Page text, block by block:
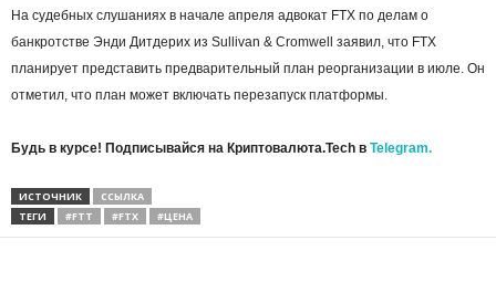
На судебных слушаниях в начале апреля адвокат FTX по делам о
банкротстве Энди Дитдерих из Sullivan & Cromwell заявил, что FTX
планирует представить предварительный план реорганизации в июле. Он
отметил, что план может включать перезапуск платформы.
Будь в курсе! Подписывайся на Криптовалюта.Tech в Telegram.
ИСТОЧНИК
ССЫЛКА
ТЕГИ
#FTT #FTX #ЦЕНА